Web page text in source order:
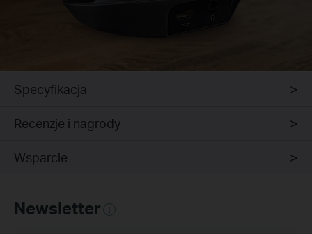
Specyfikacja
Recenzje i nagrody
Wsparcie
Newsletter